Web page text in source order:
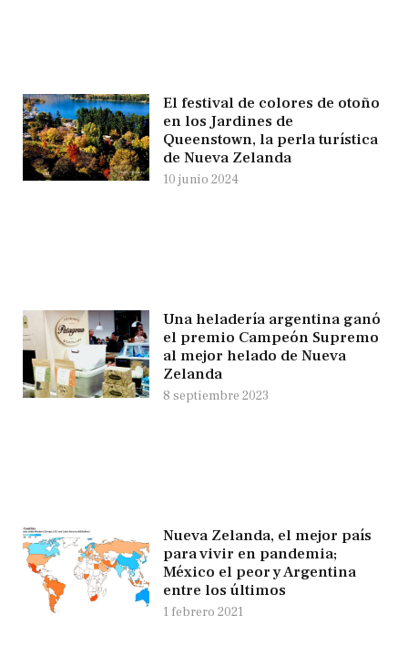
El festival de colores de otoño
en los Jardines de
Queenstown, la perla turística
de Nueva Zelanda
10 junio 2024
Una heladería argentina ganó
el premio Campeón Supremo
al mejor helado de Nueva
Zelanda
8 septiembre 2023
Nueva Zelanda, el mejor país
para vivir en pandemia;
México el peor y Argentina
entre los últimos
1 febrero 2021